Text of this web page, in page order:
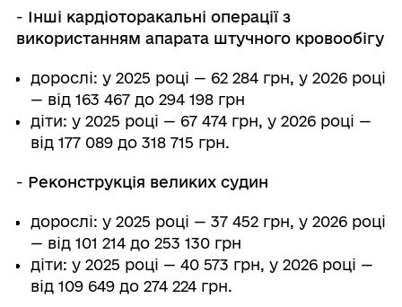
- Інші кардіоторакальні операції з
використанням апарата штучного кровообігу
дорослі: у 2025 році — 62 284 грн, у 2026 році
— від 163 467 до 294 198 грн
діти: у 2025 році — 67 474 грн, у 2026 році —
від 177 089 до 318 715 грн.
- Реконструкція великих судин
дорослі: у 2025 році — 37 452 грн, у 2026 році
— від 101 214 до 253 130 грн
діти: у 2025 році — 40 573 грн, у 2026 році —
від 109 649 до 274 224 грн.